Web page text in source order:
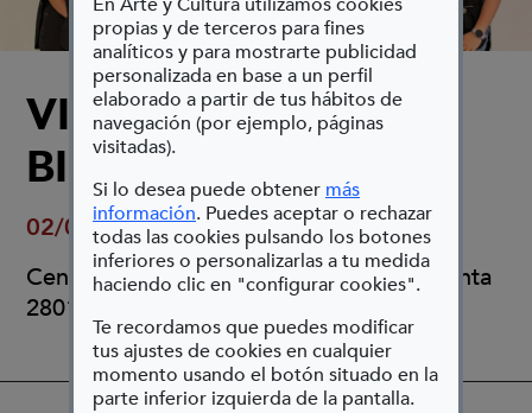
propias y de terceros para fines
analíticos y para mostrarte publicidad
personalizada en base a un perfil
elaborado a partir de tus hábitos de
navegación (por ejemplo, páginas
visitadas).
Si lo desea puede obtener más
información(Abre en nueva ventana)
. Puedes aceptar o rechazar
todas las cookies pulsando los botones
inferiores o personalizarlas a tu medida
haciendo clic en "configurar cookies".
Te recordamos que puedes modificar
tus ajustes de cookies en cualquier
momento usando el botón situado en la
parte inferior izquierda de la pantalla.
VISITAS GUIADAS
BIENAL
02/07/2026 - 11/10/2026
CentroCentro, Plaza de Cibeles, 1 4ª planta
28014 Madrid